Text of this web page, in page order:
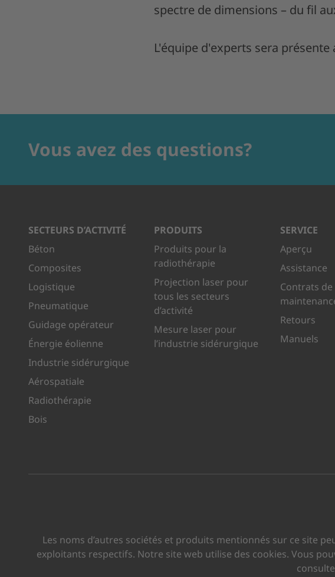
spectre de dimensions – du fil
L'équipe d'experts sera présente
Vous avez des questions?
SECTEURS D’ACTIVITÉ
Béton
Composites
Logistique
Pneumatique
Guidage opérateur
Énergie éolienne
Industrie sidérurgique
Aérospatiale
Radiothérapie
Bois
PRODUITS
Produits pour la
radiothérapie
Projection laser pour
tous les secteurs
d’activité
Mesure laser pour
l’industrie sidérurgique
SERVICE
Aperçu
Assistance
Contrats de
Retours
Manuels
Les noms d’autres sociétés et produits mentionnés sur ce site
exploitants respectifs. Notre site web utilise des cookies. Vous